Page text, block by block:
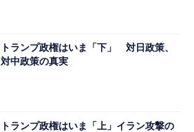
トランプ政権はいま「下」 対日政策、
対中政策の真実
トランプ政権はいま「上」イラン攻撃の